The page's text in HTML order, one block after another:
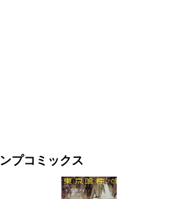
プコミックス